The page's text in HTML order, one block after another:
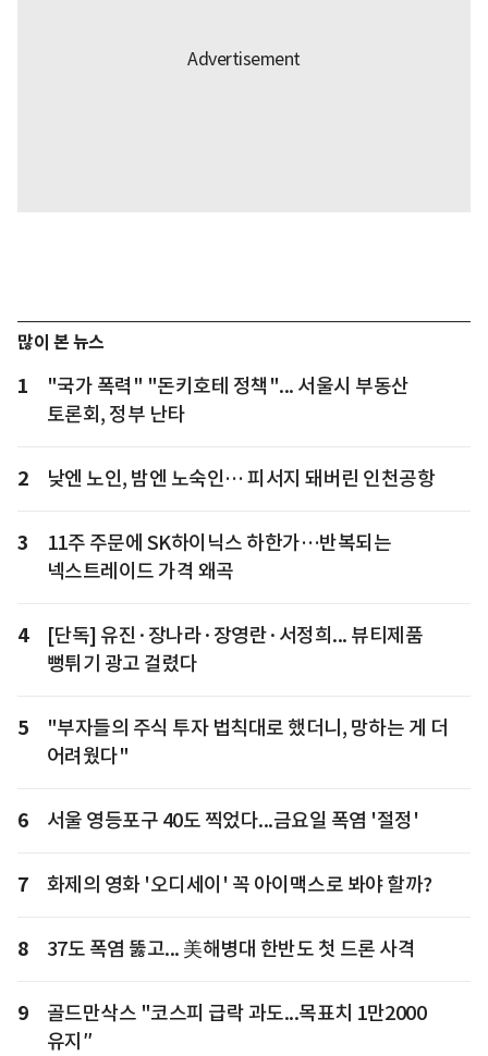
많이 본 뉴스
1
"국가 폭력" "돈키호테 정책"... 서울시 부동산
토론회, 정부 난타
2 낮엔 노인, 밤엔 노숙인… 피서지 돼버린 인천공항
3
11주 주문에 SK하이닉스 하한가…반복되는
넥스트레이드 가격 왜곡
4
[단독] 유진·장나라·장영란·서정희... 뷰티제품
뻥튀기 광고 걸렸다
5
"부자들의 주식 투자 법칙대로 했더니, 망하는 게 더
어려웠다"
6 서울 영등포구 40도 찍었다...금요일 폭염 '절정'
7 화제의 영화 '오디세이' 꼭 아이맥스로 봐야 할까?
8 37도 폭염 뚫고... 美해병대 한반도 첫 드론 사격
9
골드만삭스 "코스피 급락 과도...목표치 1만2000
유지″